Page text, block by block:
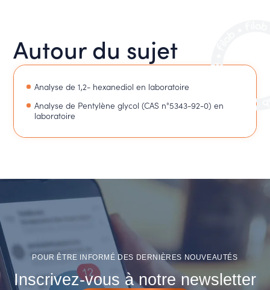
Autour du sujet
Analyse de 1,2- hexanediol en laboratoire
Analyse de Pentylène glycol (CAS n°5343-92-0) en
laboratoire
POUR ÊTRE INFORMÉ DES DERNIÈRES NOUVEAUTÉS
Inscrivez-vous à notre newsletter